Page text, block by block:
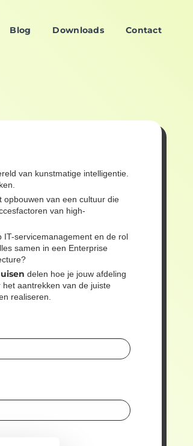
Blog Downloads Contact
van kunstmatige intelligentie.
opbouwen van een cultuur die
van high-
IT-servicemanagement en de rol
samen in een Enterprise
delen hoe je jouw afdeling
aantrekken van de juiste
realiseren.